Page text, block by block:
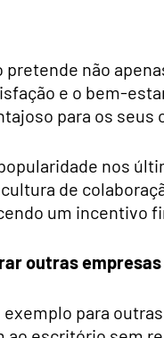
pretende não
e o bem-
para os seus
nos
de
um incentivo
outras empresas
para